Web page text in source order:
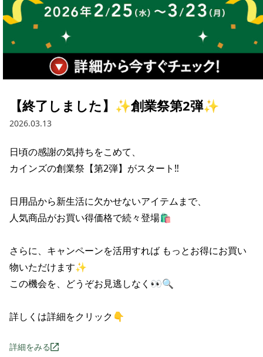
【終了しました】✨創業祭第2弾✨
2026.03.13
日頃の感謝の気持ちをこめて、
カインズの創業祭【第2弾】がスタート‼️
日用品から新生活に欠かせないアイテムまで、
人気商品がお買い得価格で続々登場🛍️
さらに、キャンペーンを活用すれば もっとお得にお買い
物いただけます✨
この機会を、どうぞお見逃しなく👀🔍
詳しくは詳細をクリック👇
詳細をみる